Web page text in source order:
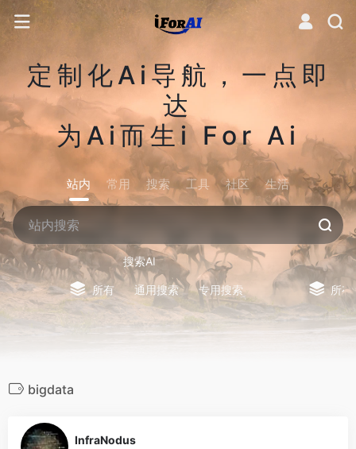
定制化Ai导航，一点即
达
为Ai而生i For Ai
站内 常用 搜索 工具 社区 生活
搜索AI
所有 通用搜索 专用搜索 所有
bigdata
InfraNodus